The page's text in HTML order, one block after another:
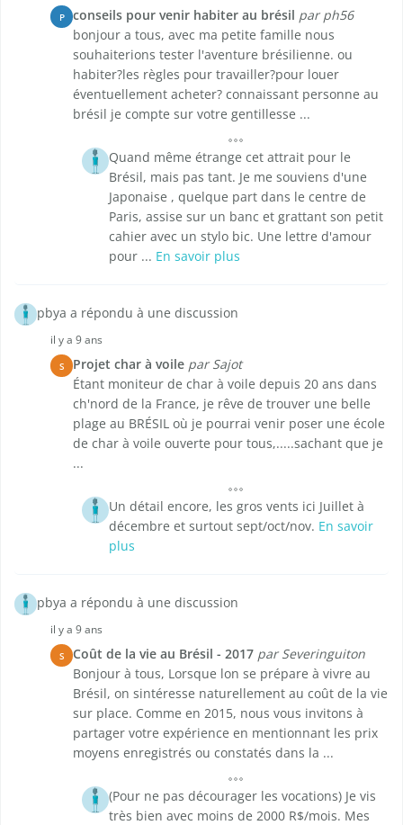
P conseils pour venir habiter au brésil par ph56
bonjour a tous, avec ma petite famille nous
souhaiterions tester l'aventure brésilienne. ou
habiter?les règles pour travailler?pour louer
éventuellement acheter? connaissant personne au
brésil je compte sur votre gentillesse ...
Quand même étrange cet attrait pour le
Brésil, mais pas tant. Je me souviens d'une
Japonaise , quelque part dans le centre de
Paris, assise sur un banc et grattant son petit
cahier avec un stylo bic. Une lettre d'amour
pour ... En savoir plus
pbya a répondu à une discussion
il y a 9 ans
S Projet char à voile par Sajot
Étant moniteur de char à voile depuis 20 ans dans
ch'nord de la France, je rêve de trouver une belle
plage au BRÉSIL où je pourrai venir poser une école
de char à voile ouverte pour tous,.....sachant que je
...
Un détail encore, les gros vents ici Juillet à
décembre et surtout sept/oct/nov. En savoir
plus
pbya a répondu à une discussion
il y a 9 ans
S Coût de la vie au Brésil - 2017 par Severinguiton
Bonjour à tous, Lorsque lon se prépare à vivre au
Brésil, on sintéresse naturellement au coût de la vie
sur place. Comme en 2015, nous vous invitons à
partager votre expérience en mentionnant les prix
moyens enregistrés ou constatés dans la ...
(Pour ne pas décourager les vocations) Je vis
très bien avec moins de 2000 R$/mois. Mes